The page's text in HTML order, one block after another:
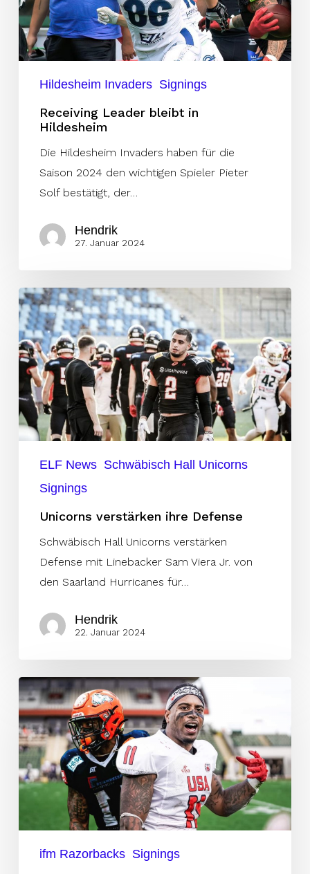
Hildesheim Invaders Signings
Receiving Leader bleibt in
Hildesheim
Die Hildesheim Invaders haben für die
Saison 2024 den wichtigen Spieler Pieter
Solf bestätigt, der…
Hendrik
27. Januar 2024
Unicorns
verstärken
ihre
Defense
ELF News Schwäbisch Hall Unicorns
Signings
Unicorns verstärken ihre Defense
Schwäbisch Hall Unicorns verstärken
Defense mit Linebacker Sam Viera Jr. von
den Saarland Hurricanes für…
Hendrik
22. Januar 2024
McFerren
bleibt
in
Ravensburg
ifm Razorbacks Signings